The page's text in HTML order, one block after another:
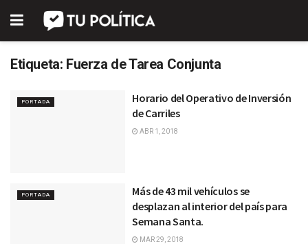
Etiqueta: Fuerza de Tarea Conjunta
PORTADA
Horario del Operativo de Inversión
de Carriles
ABR 1, 2018
PORTADA
Más de 43 mil vehículos se
desplazan al interior del país para
Semana Santa.
MAR 29, 2018